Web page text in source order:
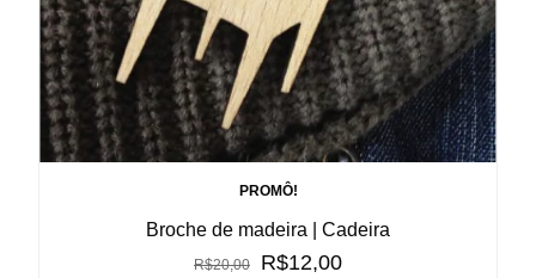
PROMÔ!
Broche de madeira | Cadeira
R$20,00 R$12,00